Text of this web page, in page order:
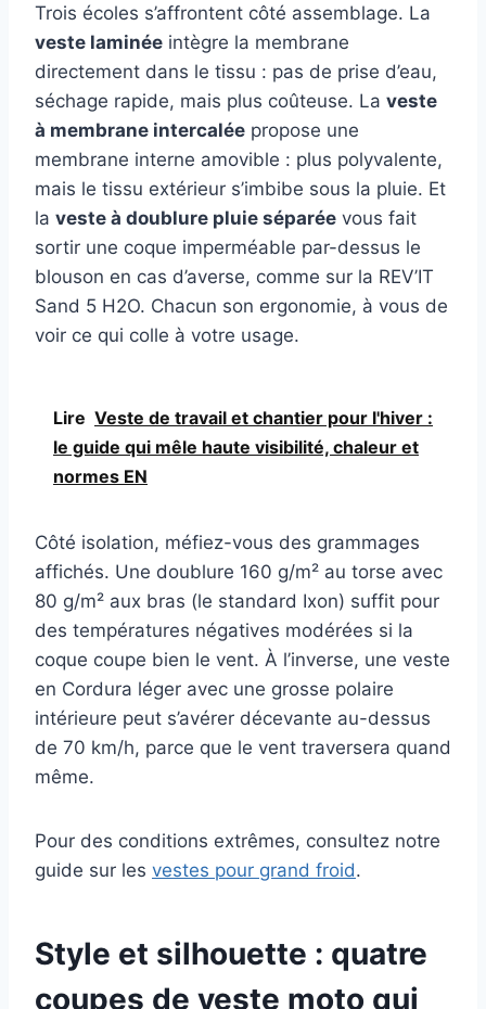
Trois écoles s’affrontent côté assemblage. La
veste laminée intègre la membrane
directement dans le tissu : pas de prise d’eau,
séchage rapide, mais plus coûteuse. La veste
à membrane intercalée propose une
membrane interne amovible : plus polyvalente,
mais le tissu extérieur s’imbibe sous la pluie. Et
la veste à doublure pluie séparée vous fait
sortir une coque imperméable par-dessus le
blouson en cas d’averse, comme sur la REV’IT
Sand 5 H2O. Chacun son ergonomie, à vous de
voir ce qui colle à votre usage.
Lire Veste de travail et chantier pour l'hiver :
le guide qui mêle haute visibilité, chaleur et
normes EN
Côté isolation, méfiez-vous des grammages
affichés. Une doublure 160 g/m² au torse avec
80 g/m² aux bras (le standard Ixon) suffit pour
des températures négatives modérées si la
coque coupe bien le vent. À l’inverse, une veste
en Cordura léger avec une grosse polaire
intérieure peut s’avérer décevante au-dessus
de 70 km/h, parce que le vent traversera quand
même.
Pour des conditions extrêmes, consultez notre
guide sur les vestes pour grand froid.
Style et silhouette : quatre
coupes de veste moto qui